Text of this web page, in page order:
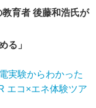
育者 後藤和浩氏が
る」
実験からわかった
エコ×エネ体験ツア